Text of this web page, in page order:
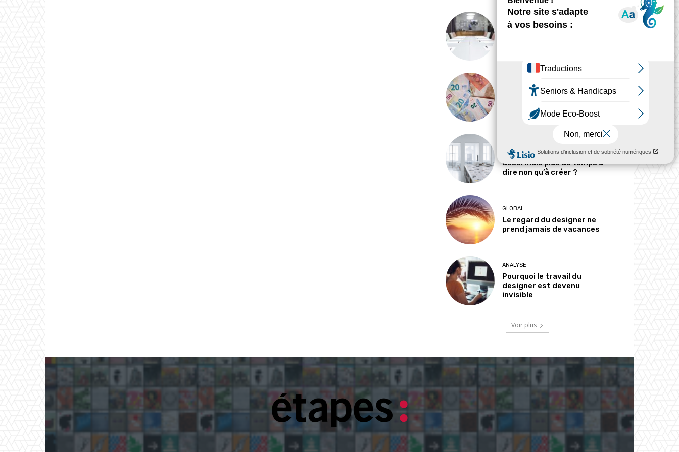
ANALYSE
Pourquoi les designers
parlent-ils si peu d’argent ?
Le designer passe-t-il
désormais plus de temps à
dire non qu’à créer ?
GLOBAL
Le regard du designer ne
prend jamais de vacances
ANALYSE
Pourquoi le travail du
designer est devenu
invisible
Voir plus